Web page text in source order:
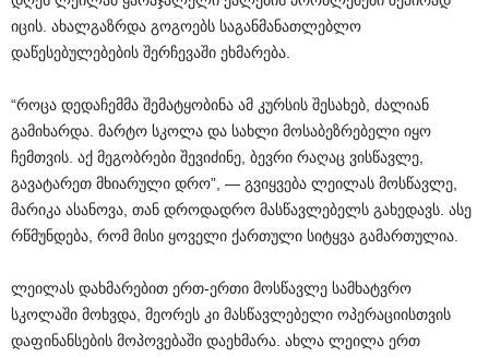
იცის. ახალგაზრდა გოგოებს საგანმანათლებლო
დაწესებულებების შერჩევაში ეხმარება.
“როცა დედაჩემმა შემატყობინა ამ კურსის შესახებ, ძალიან
გამიხარდა. მარტო სკოლა და სახლი მოსაბეზრებელი იყო
ჩემთვის. აქ მეგობრები შევიძინე, ბევრი რაღაც ვისწავლე,
გავატარეთ მხიარული დრო”, — გვიყვება ლეილას მოსწავლე,
მარიკა ასანოვა, თან დროდადრო მასწავლებელს გახედავს. ასე
რწმუნდება, რომ მისი ყოველი ქართული სიტყვა გამართულია.
ლეილას დახმარებით ერთ-ერთი მოსწავლე სამხატვრო
სკოლაში მოხვდა, მეორეს კი მასწავლებელი ოპერაციისთვის
დაფინანსების მოპოვებაში დაეხმარა. ახლა ლეილა ერთ